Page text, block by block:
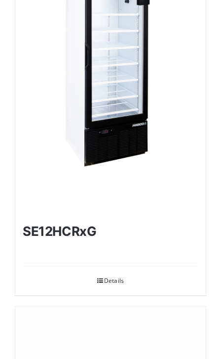
SE12HCRxG
Details